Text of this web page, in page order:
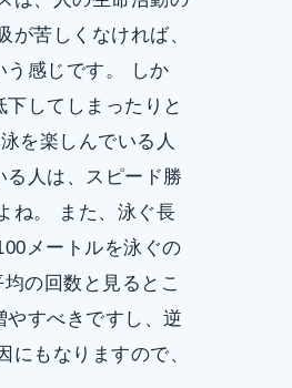
苦しくなければ、
う感じです。 しか
してしまったりと
を楽しんでいる人
人は、スピード勝
ね。 また、泳ぐ長
メートルを泳ぐの
の回数と見るとこ
すべきですし、逆
もなりますので、